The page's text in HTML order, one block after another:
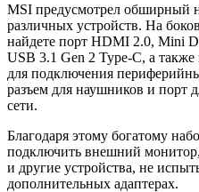
MSI предусмотрел обширный
различных устройств. На
найдете порт HDMI 2.0, Mini
USB 3.1 Gen 2 Type-C, а
для подключения
разъем для наушников и порт
сети.
Благодаря этому богатому
подключить внешний
и другие устройства, не
дополнительных адаптерах.